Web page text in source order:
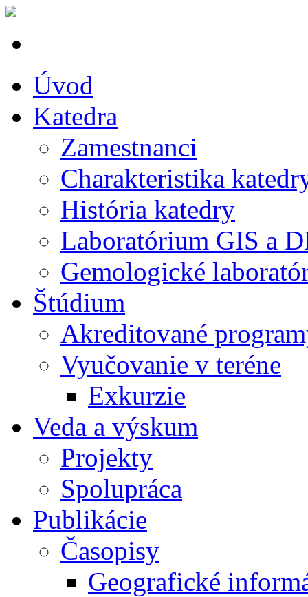
Úvod
Katedra
Zamestnanci
Charakteristika
História katedry
Laboratórium GIS a
Gemologické
Štúdium
Akreditované
Vyučovanie v teréne
Exkurzie
Veda a výskum
Projekty
Spolupráca
Publikácie
Časopisy
Geografické